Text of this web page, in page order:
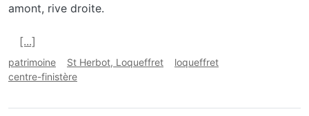
amont, rive droite.
[...]
patrimoine St Herbot, Loqueffret
loqueffret
centre-finistère